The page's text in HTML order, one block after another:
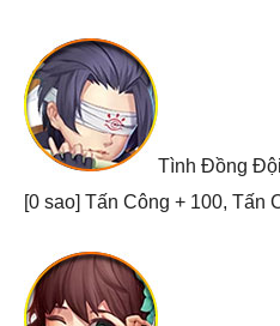
Tình Đồng
[0 sao] Tấn Công + 100, Tấn